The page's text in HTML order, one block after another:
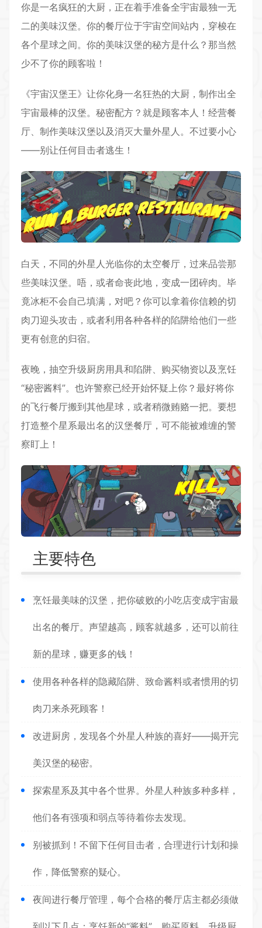
你是一名疯狂的大厨，正在着手准备全宇宙最独一无
二的美味汉堡。你的餐厅位于宇宙空间站内，穿梭在
各个星球之间。你的美味汉堡的秘方是什么？那当然
少不了你的顾客啦！
《宇宙汉堡王》让你化身一名狂热的大厨，制作出全
宇宙最棒的汉堡。秘密配方？就是顾客本人！经营餐
厅、制作美味汉堡以及消灭大量外星人。不过要小心
——别让任何目击者逃生！
白天，不同的外星人光临你的太空餐厅，过来品尝那
些美味汉堡。唔，或者命丧此地，变成一团碎肉。毕
竟冰柜不会自己填满，对吧？你可以拿着你信赖的切
肉刀迎头攻击，或者利用各种各样的陷阱给他们一些
更有创意的归宿。
夜晚，抽空升级厨房用具和陷阱、购买物资以及烹饪
“秘密酱料”。也许警察已经开始怀疑上你？最好将你
的飞行餐厅搬到其他星球，或者稍微贿赂一把。要想
打造整个星系最出名的汉堡餐厅，可不能被难缠的警
察盯上！
主要特色
烹饪最美味的汉堡，把你破败的小吃店变成宇宙最
出名的餐厅。声望越高，顾客就越多，还可以前往
新的星球，赚更多的钱！
使用各种各样的隐藏陷阱、致命酱料或者惯用的切
肉刀来杀死顾客！
改进厨房，发现各个外星人种族的喜好——揭开完
美汉堡的秘密。
探索星系及其中各个世界。外星人种族多种多样，
他们各有强项和弱点等待着你去发现。
别被抓到！不留下任何目击者，合理进行计划和操
作，降低警察的疑心。
夜间进行餐厅管理，每个合格的餐厅店主都必须做